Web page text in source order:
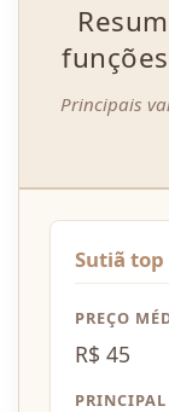
Principais
Sutiã top
PREÇO
R$ 45